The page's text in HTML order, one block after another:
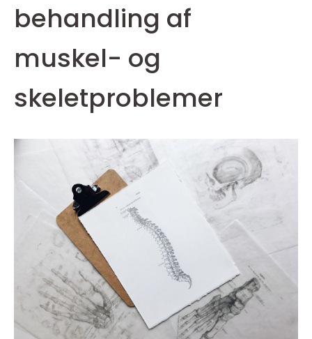
behandling af
muskel- og
skeletproblemer